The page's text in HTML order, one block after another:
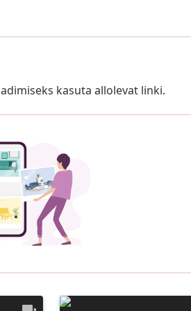
kasuta allolevat linki.